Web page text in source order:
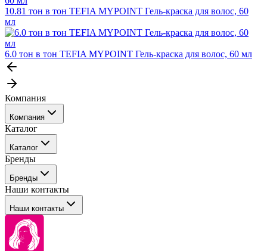
10.81 тон в тон TEFIA MYPOINT Гель-краска для волос, 60
мл
6.0 тон в тон TEFIA MYPOINT Гель-краска для волос, 60 мл
Компания
Компания
События
Покупателю
Каталог
Каталог
Профессиональные средства для окрашивания волос
Сервисные средства
Уход
Стайлинг
Брови и ресницы
Барберинг
Наборы
Расходные материалы
Бренды
Бренды
Tefia
Concept
Kezy
Barex
Sim Sensitive
Наши контакты
Наши контакты
+ 375 44 7233514